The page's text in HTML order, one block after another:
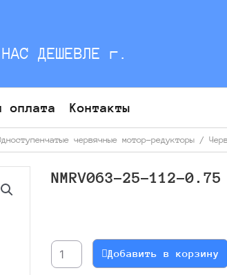
ДЕШЕВЛЕ г.
оплата Контакты
червячные мотор-редукторы /
NMRV063-25-112-0.75
NMRV063-
25-
Добавить в корзину